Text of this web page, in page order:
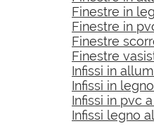
Finestre in
Finestre in
Finestre
Finestre
Infissi in
Infissi in
Infissi in pvc
Infissi legno